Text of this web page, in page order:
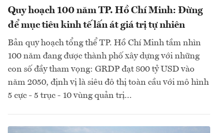
Quy hoạch 100 năm TP. Hồ Chí Minh: Đừng
để mục tiêu kinh tế lấn át giá trị tự nhiên
Bản quy hoạch tổng thể TP. Hồ Chí Minh tầm nhìn
100 năm đang được thành phố xây dựng với những
con số đầy tham vọng: GRDP đạt 800 tỷ USD vào
năm 2050, định vị là siêu đô thị toàn cầu với mô hình
5 cực - 5 trục - 10 vùng quản trị...